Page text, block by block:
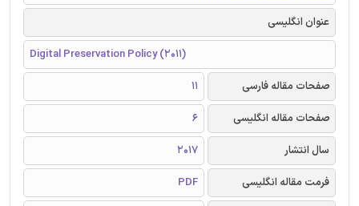
عنوان انگلیسی
Digital Preservation Policy (2011)
صفحات مقاله فارسی
11
صفحات مقاله انگلیسی
6
سال انتشار
2017
فرمت مقاله انگلیسی
PDF